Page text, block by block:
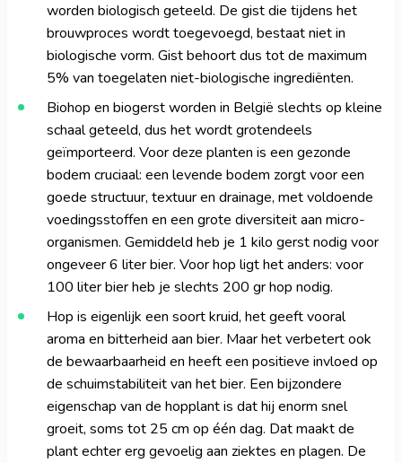
worden biologisch geteeld. De gist die tijdens het
brouwproces wordt toegevoegd, bestaat niet in
biologische vorm. Gist behoort dus tot de maximum
5% van toegelaten niet-biologische ingrediënten.
Biohop en biogerst worden in België slechts op kleine
schaal geteeld, dus het wordt grotendeels
geïmporteerd. Voor deze planten is een gezonde
bodem cruciaal: een levende bodem zorgt voor een
goede structuur, textuur en drainage, met voldoende
voedingsstoffen en een grote diversiteit aan micro-
organismen. Gemiddeld heb je 1 kilo gerst nodig voor
ongeveer 6 liter bier. Voor hop ligt het anders: voor
100 liter bier heb je slechts 200 gr hop nodig.
Hop is eigenlijk een soort kruid, het geeft vooral
aroma en bitterheid aan bier. Maar het verbetert ook
de bewaarbaarheid en heeft een positieve invloed op
de schuimstabiliteit van het bier. Een bijzondere
eigenschap van de hopplant is dat hij enorm snel
groeit, soms tot 25 cm op één dag. Dat maakt de
plant echter erg gevoelig aan ziektes en plagen. De